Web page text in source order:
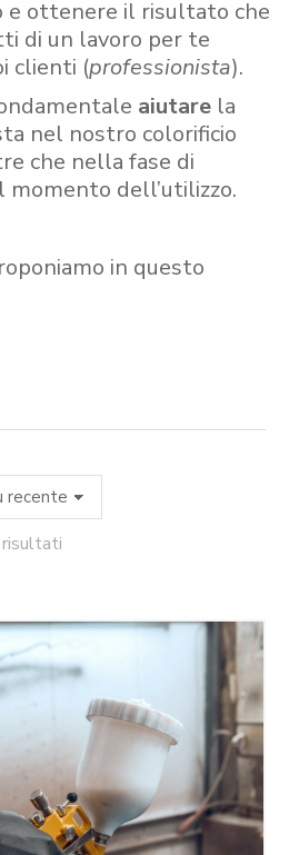
e ottenere il risultato che
di un lavoro per te
clienti (professionista).
aiutare la
nel nostro colorificio
che nella fase di
momento dell’utilizzo.
in questo